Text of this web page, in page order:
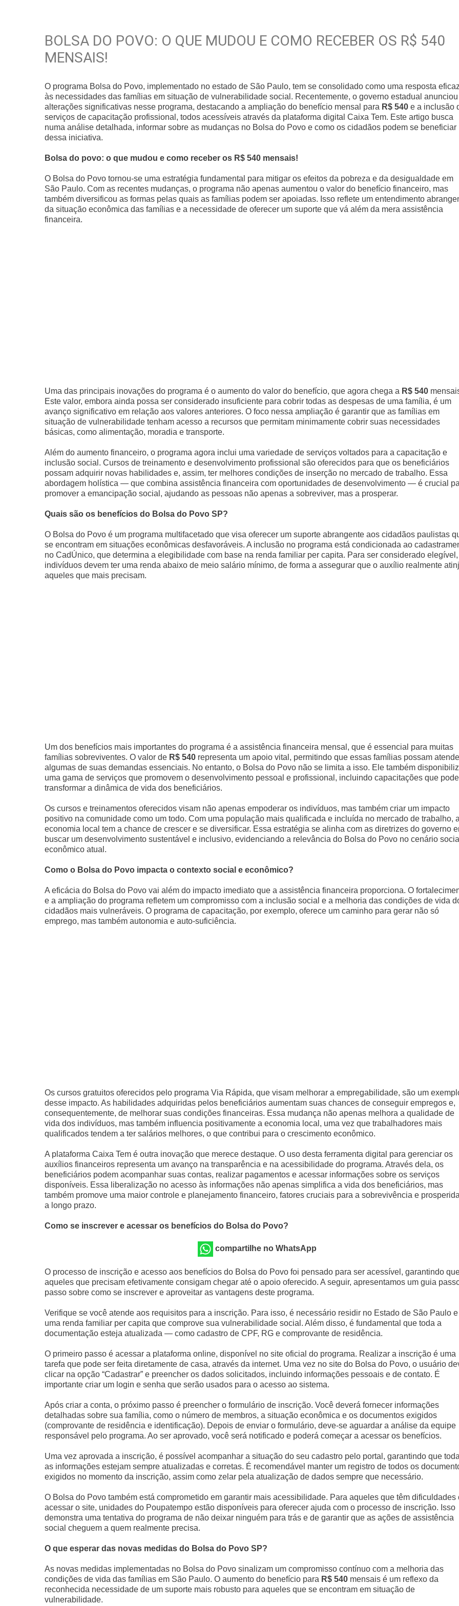
BOLSA DO POVO: O QUE MUDOU E COMO RECEBER OS R$ 540
MENSAIS!
O programa Bolsa do Povo, implementado no estado de São Paulo, tem se consolidado como uma resposta eficaz
às necessidades das famílias em situação de vulnerabilidade social. Recentemente, o governo estadual anunciou
alterações significativas nesse programa, destacando a ampliação do benefício mensal para R$ 540 e a inclusão
serviços de capacitação profissional, todos acessíveis através da plataforma digital Caixa Tem. Este artigo busca
numa análise detalhada, informar sobre as mudanças no Bolsa do Povo e como os cidadãos podem se beneficiar
dessa iniciativa.
Bolsa do povo: o que mudou e como receber os R$ 540 mensais!
O Bolsa do Povo tornou-se uma estratégia fundamental para mitigar os efeitos da pobreza e da desigualdade em
São Paulo. Com as recentes mudanças, o programa não apenas aumentou o valor do benefício financeiro, mas
também diversificou as formas pelas quais as famílias podem ser apoiadas. Isso reflete um entendimento
da situação econômica das famílias e a necessidade de oferecer um suporte que vá além da mera assistência
financeira.
Uma das principais inovações do programa é o aumento do valor do benefício, que agora chega a R$ 540
Este valor, embora ainda possa ser considerado insuficiente para cobrir todas as despesas de uma família, é um
avanço significativo em relação aos valores anteriores. O foco nessa ampliação é garantir que as famílias em
situação de vulnerabilidade tenham acesso a recursos que permitam minimamente cobrir suas necessidades
básicas, como alimentação, moradia e transporte.
Além do aumento financeiro, o programa agora inclui uma variedade de serviços voltados para a capacitação e
inclusão social. Cursos de treinamento e desenvolvimento profissional são oferecidos para que os beneficiários
possam adquirir novas habilidades e, assim, ter melhores condições de inserção no mercado de trabalho. Essa
abordagem holística — que combina assistência financeira com oportunidades de desenvolvimento — é crucial
promover a emancipação social, ajudando as pessoas não apenas a sobreviver, mas a prosperar.
Quais são os benefícios do Bolsa do Povo SP?
O Bolsa do Povo é um programa multifacetado que visa oferecer um suporte abrangente aos cidadãos paulistas
se encontram em situações econômicas desfavoráveis. A inclusão no programa está condicionada ao
no CadÚnico, que determina a elegibilidade com base na renda familiar per capita. Para ser considerado
indivíduos devem ter uma renda abaixo de meio salário mínimo, de forma a assegurar que o auxílio realmente
aqueles que mais precisam.
Um dos benefícios mais importantes do programa é a assistência financeira mensal, que é essencial para muitas
famílias sobreviventes. O valor de R$ 540 representa um apoio vital, permitindo que essas famílias possam
algumas de suas demandas essenciais. No entanto, o Bolsa do Povo não se limita a isso. Ele também
uma gama de serviços que promovem o desenvolvimento pessoal e profissional, incluindo capacitações que
transformar a dinâmica de vida dos beneficiários.
Os cursos e treinamentos oferecidos visam não apenas empoderar os indivíduos, mas também criar um impacto
positivo na comunidade como um todo. Com uma população mais qualificada e incluída no mercado de trabalho, a
economia local tem a chance de crescer e se diversificar. Essa estratégia se alinha com as diretrizes do governo
buscar um desenvolvimento sustentável e inclusivo, evidenciando a relevância do Bolsa do Povo no cenário
econômico atual.
Como o Bolsa do Povo impacta o contexto social e econômico?
A eficácia do Bolsa do Povo vai além do impacto imediato que a assistência financeira proporciona. O
e a ampliação do programa refletem um compromisso com a inclusão social e a melhoria das condições de vida
cidadãos mais vulneráveis. O programa de capacitação, por exemplo, oferece um caminho para gerar não só
emprego, mas também autonomia e auto-suficiência.
Os cursos gratuitos oferecidos pelo programa Via Rápida, que visam melhorar a empregabilidade, são um
desse impacto. As habilidades adquiridas pelos beneficiários aumentam suas chances de conseguir empregos e,
consequentemente, de melhorar suas condições financeiras. Essa mudança não apenas melhora a qualidade de
vida dos indivíduos, mas também influencia positivamente a economia local, uma vez que trabalhadores mais
qualificados tendem a ter salários melhores, o que contribui para o crescimento econômico.
A plataforma Caixa Tem é outra inovação que merece destaque. O uso desta ferramenta digital para gerenciar os
auxílios financeiros representa um avanço na transparência e na acessibilidade do programa. Através dela, os
beneficiários podem acompanhar suas contas, realizar pagamentos e acessar informações sobre os serviços
disponíveis. Essa liberalização no acesso às informações não apenas simplifica a vida dos beneficiários, mas
também promove uma maior controle e planejamento financeiro, fatores cruciais para a sobrevivência e
a longo prazo.
Como se inscrever e acessar os benefícios do Bolsa do Povo?
compartilhe no WhatsApp
O processo de inscrição e acesso aos benefícios do Bolsa do Povo foi pensado para ser acessível, garantindo
aqueles que precisam efetivamente consigam chegar até o apoio oferecido. A seguir, apresentamos um guia
passo sobre como se inscrever e aproveitar as vantagens deste programa.
Verifique se você atende aos requisitos para a inscrição. Para isso, é necessário residir no Estado de São Paulo e
uma renda familiar per capita que comprove sua vulnerabilidade social. Além disso, é fundamental que toda a
documentação esteja atualizada — como cadastro de CPF, RG e comprovante de residência.
O primeiro passo é acessar a plataforma online, disponível no site oficial do programa. Realizar a inscrição é uma
tarefa que pode ser feita diretamente de casa, através da internet. Uma vez no site do Bolsa do Povo, o usuário
clicar na opção “Cadastrar” e preencher os dados solicitados, incluindo informações pessoais e de contato. É
importante criar um login e senha que serão usados para o acesso ao sistema.
Após criar a conta, o próximo passo é preencher o formulário de inscrição. Você deverá fornecer informações
detalhadas sobre sua família, como o número de membros, a situação econômica e os documentos exigidos
(comprovante de residência e identificação). Depois de enviar o formulário, deve-se aguardar a análise da equipe
responsável pelo programa. Ao ser aprovado, você será notificado e poderá começar a acessar os benefícios.
Uma vez aprovada a inscrição, é possível acompanhar a situação do seu cadastro pelo portal, garantindo que
as informações estejam sempre atualizadas e corretas. É recomendável manter um registro de todos os
exigidos no momento da inscrição, assim como zelar pela atualização de dados sempre que necessário.
O Bolsa do Povo também está comprometido em garantir mais acessibilidade. Para aqueles que têm dificuldades
acessar o site, unidades do Poupatempo estão disponíveis para oferecer ajuda com o processo de inscrição. Isso
demonstra uma tentativa do programa de não deixar ninguém para trás e de garantir que as ações de assistência
social cheguem a quem realmente precisa.
O que esperar das novas medidas do Bolsa do Povo SP?
As novas medidas implementadas no Bolsa do Povo sinalizam um compromisso contínuo com a melhoria das
condições de vida das famílias em São Paulo. O aumento do benefício para R$ 540 mensais é um reflexo da
reconhecida necessidade de um suporte mais robusto para aqueles que se encontram em situação de
vulnerabilidade.